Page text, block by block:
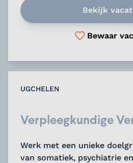
Bekijk
Bewaar
UGCHELEN
Verpleegkundige
Werk met een unieke
van somatiek, psychiatrie